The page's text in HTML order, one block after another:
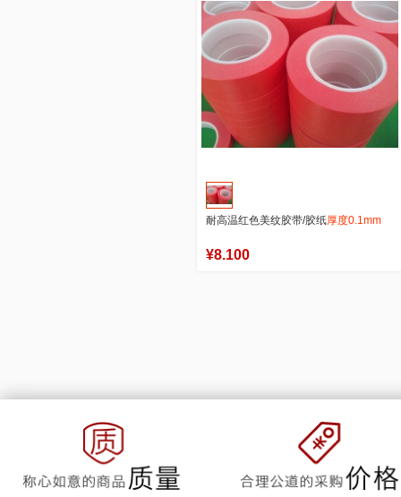
官方店铺
加入购物车
耐高温红色美纹胶带/胶纸厚度0.1mm
¥8.100